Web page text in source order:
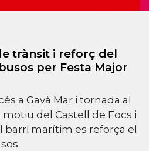
trànsit i reforç del
per Festa Major
a Gavà Mar i tornada al
del Castell de Focs i
barri marítim es reforça el